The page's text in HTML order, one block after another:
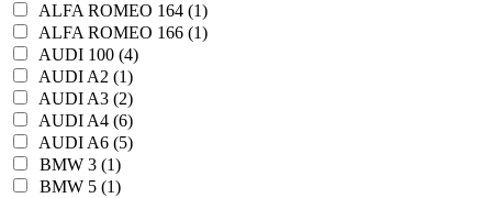
ALFA ROMEO 164 (1)
ALFA ROMEO 166 (1)
AUDI 100 (4)
AUDI A2 (1)
AUDI A3 (2)
AUDI A4 (6)
AUDI A6 (5)
BMW 3 (1)
BMW 5 (1)